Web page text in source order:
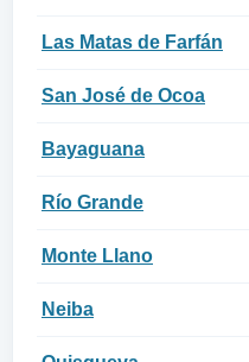
Las Matas de Farfán
San José de Ocoa
Bayaguana
Río Grande
Monte Llano
Neiba